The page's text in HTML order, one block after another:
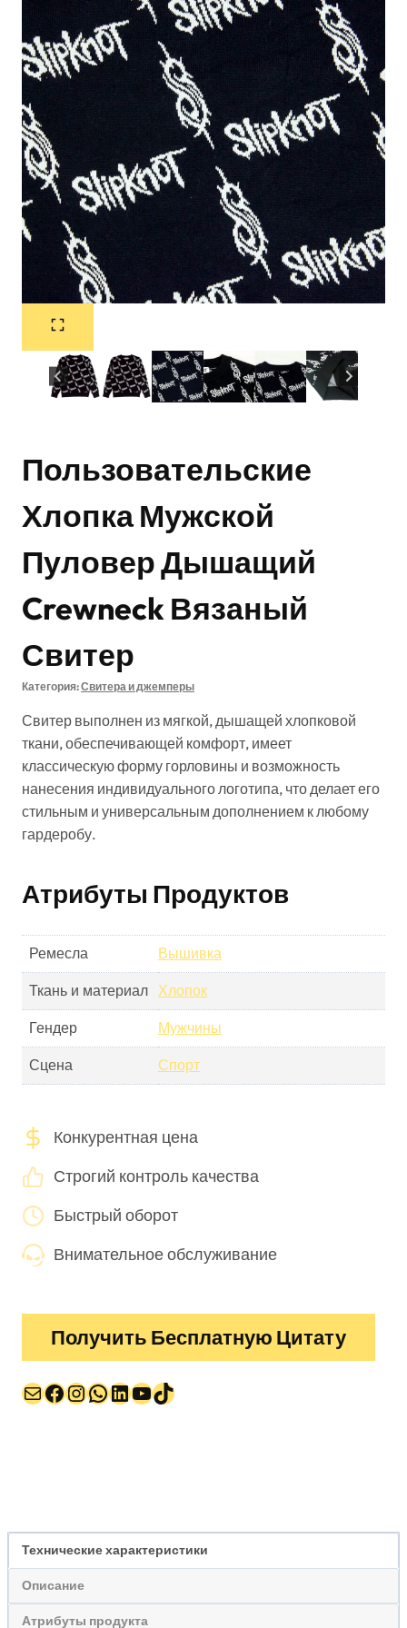
Пользовательские
Хлопка Мужской
Пуловер Дышащий
Crewneck Вязаный
Свитер
Категория:Свитера и джемперы
Свитер выполнен из мягкой, дышащей хлопковой
ткани, обеспечивающей комфорт, имеет
классическую форму горловины и возможность
нанесения индивидуального логотипа, что делает его
стильным и универсальным дополнением к любому
гардеробу.
Атрибуты Продуктов
Ремесла Вышивка
Ткань и материал Хлопок
Гендер Мужчины
Сцена Спорт
Конкурентная цена
Строгий контроль качества
Быстрый оборот
Внимательное обслуживание
Получить Бесплатную Цитату
Почта
Facebook
Instagram
WhatsApp
LinkedIn
YouTube
TikTok
Технические характеристики
Описание
Атрибуты продукта